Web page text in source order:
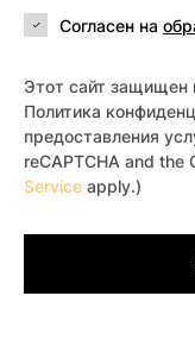
Согласен на
Этот сайт защищен
Политика
предоставления
reCAPTCHA and the
Service apply.)